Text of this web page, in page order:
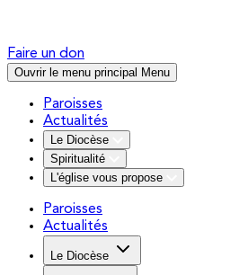
Faire un don
Ouvrir le menu principal Menu
Paroisses
Actualités
Le Diocèse
Spiritualité
L'église vous propose
Paroisses
Actualités
Le Diocèse